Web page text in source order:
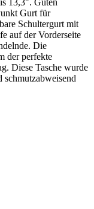
13,3". Guten
Gurt für
Schultergurt mit
auf der Vorderseite
Die
der perfekte
Diese Tasche wurde